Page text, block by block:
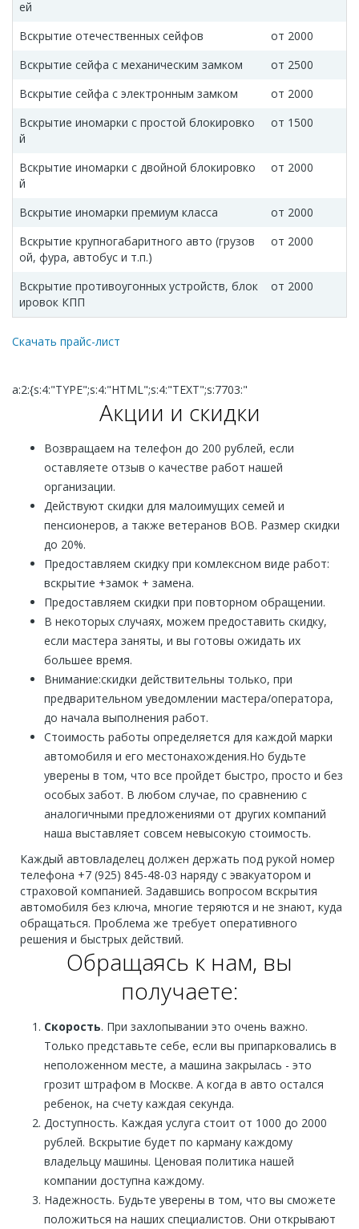
ей
Вскрытие отечественных сейфов
от 2000
Вскрытие сейфа с механическим замком
от 2500
Вскрытие сейфа с электронным замком
от 2000
Вскрытие иномарки c простой блокировко
й
от 1500
Вскрытие иномарки c двойной блокировко
й
от 2000
Вскрытие иномарки премиум класса
от 2000
Вскрытие крупногабаритного авто (грузов
ой, фура, автобус и т.п.)
от 2000
Вскрытие противоугонных устройств, блок
ировок КПП
от 2000
Скачать прайс-лист
a:2:{s:4:"TYPE";s:4:"HTML";s:4:"TEXT";s:7703:"
Акции и скидки
Возвращаем на телефон до 200 рублей, если
оставляете отзыв о качестве работ нашей
организации.
Действуют скидки для малоимущих семей и
пенсионеров, а также ветеранов ВОВ. Размер скидки
до 20%.
Предоставляем скидку при комлексном виде работ:
вскрытие +замок + замена.
Предоставляем скидки при повторном обращении.
В некоторых случаях, можем предоставить скидку,
если мастера заняты, и вы готовы ожидать их
большее время.
Внимание:скидки действительны только, при
предварительном уведомлении мастера/оператора,
до начала выполнения работ.
Стоимость работы определяется для каждой марки
автомобиля и его местонахождения.Но будьте
уверены в том, что все пройдет быстро, просто и без
особых забот. В любом случае, по сравнению с
аналогичными предложениями от других компаний
наша выставляет совсем невысокую стоимость.
Каждый автовладелец должен держать под рукой номер
телефона +7 (925) 845-48-03 наряду с эвакуатором и
страховой компанией. Задавшись вопросом вскрытия
автомобиля без ключа, многие теряются и не знают, куда
обращаться. Проблема же требует оперативного
решения и быстрых действий.
Обращаясь к нам, вы
получаете:
Скорость. При захлопывании это очень важно.
Только представьте себе, если вы припарковались в
неположенном месте, а машина закрылась - это
грозит штрафом в Москве. А когда в авто остался
ребенок, на счету каждая секунда.
Доступность. Каждая услуга стоит от 1000 до 2000
рублей. Вскрытие будет по карману каждому
владельцу машины. Ценовая политика нашей
компании доступна каждому.
Надежность. Будьте уверены в том, что вы сможете
положиться на наших специалистов. Они открывают